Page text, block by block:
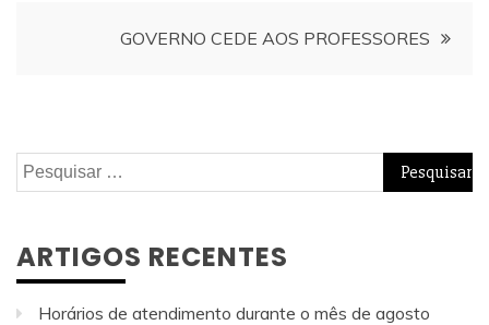
GOVERNO CEDE AOS PROFESSORES
Pesquisar
por:
ARTIGOS RECENTES
Horários de atendimento durante o mês de agosto